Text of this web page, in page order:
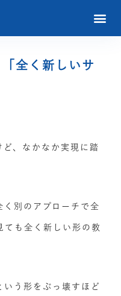
全く新しいサ
ど、なかなか実現に踏
く別のアプローチで全
ても全く新しい形の教
いう形をぶっ壊すほど